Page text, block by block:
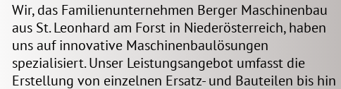
Wir, das Familienunternehmen Berger Maschinenbau
aus St. Leonhard am Forst in Niederösterreich, haben
uns auf innovative Maschinenbaulösungen
spezialisiert. Unser Leistungsangebot umfasst die
Erstellung von einzelnen Ersatz- und Bauteilen bis hin